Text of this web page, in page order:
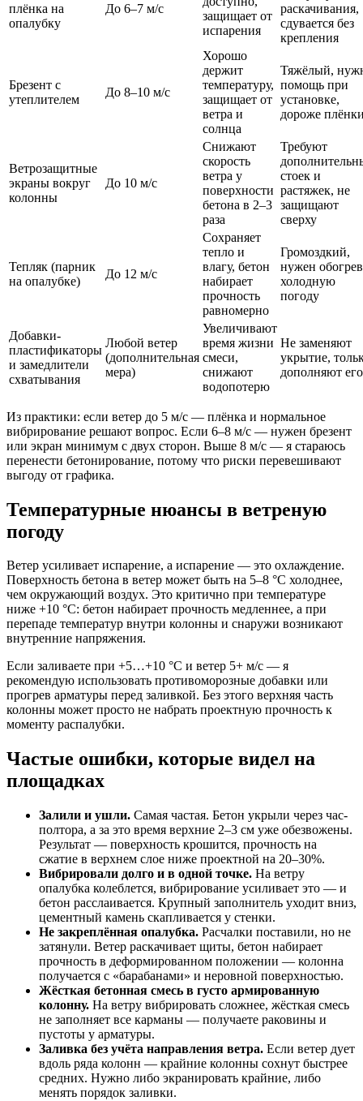
плёнка на
опалубку
До 6–7 м/с
защищает от
испарения
раскачивания,
сдувается без
крепления
Брезент с
утеплителем
До 8–10 м/с
Хорошо
держит
температуру,
защищает от
ветра и
солнца
Тяжёлый,
помощь при
установке,
дороже
Ветрозащитные
экраны вокруг
колонны
До 10 м/с
Снижают
скорость
ветра у
поверхности
бетона в 2–3
раза
Требуют
стоек и
растяжек, не
защищают
сверху
Тепляк (парник
на опалубке)
До 12 м/с
Сохраняет
тепло и
влагу, бетон
набирает
прочность
равномерно
Громоздкий,
нужен
холодную
погоду
Добавки-
пластификаторы
и замедлители
схватывания
Любой ветер
(дополнительная
мера)
Увеличивают
время жизни
смеси,
снижают
водопотерю
Не заменяют
укрытие,
дополняют его
Из практики: если ветер до 5 м/с — плёнка и нормальное
вибрирование решают вопрос. Если 6–8 м/с — нужен брезент
или экран минимум с двух сторон. Выше 8 м/с — я стараюсь
перенести бетонирование, потому что риски перевешивают
выгоду от графика.
Температурные нюансы в ветреную
погоду
Ветер усиливает испарение, а испарение — это охлаждение.
Поверхность бетона в ветер может быть на 5–8 °C холоднее,
чем окружающий воздух. Это критично при температуре
ниже +10 °C: бетон набирает прочность медленнее, а при
перепаде температур внутри колонны и снаружи возникают
внутренние напряжения.
Если заливаете при +5…+10 °C и ветер 5+ м/с — я
рекомендую использовать противоморозные добавки или
прогрев арматуры перед заливкой. Без этого верхняя часть
колонны может просто не набрать проектную прочность к
моменту распалубки.
Частые ошибки, которые видел на
площадках
Залили и ушли. Самая частая. Бетон укрыли через час-
полтора, а за это время верхние 2–3 см уже обезвожены.
Результат — поверхность крошится, прочность на
сжатие в верхнем слое ниже проектной на 20–30%.
Вибрировали долго и в одной точке. На ветру
опалубка колеблется, вибрирование усиливает это — и
бетон расслаивается. Крупный заполнитель уходит вниз,
цементный камень скапливается у стенки.
Не закреплённая опалубка. Расчалки поставили, но не
затянули. Ветер раскачивает щиты, бетон набирает
прочность в деформированном положении — колонна
получается с «барабанами» и неровной поверхностью.
Жёсткая бетонная смесь в густо армированную
колонну. На ветру вибрировать сложнее, жёсткая смесь
не заполняет все карманы — получаете раковины и
пустоты у арматуры.
Заливка без учёта направления ветра. Если ветер дует
вдоль ряда колонн — крайние колонны сохнут быстрее
средних. Нужно либо экранировать крайние, либо
менять порядок заливки.